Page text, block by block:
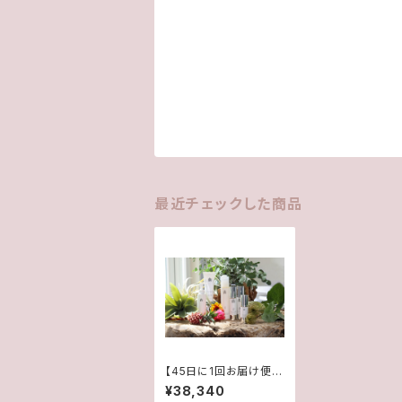
最近チェックした商品
【45日に1回お届け便】
ご愛用者様６点セット定
期便
¥38,340